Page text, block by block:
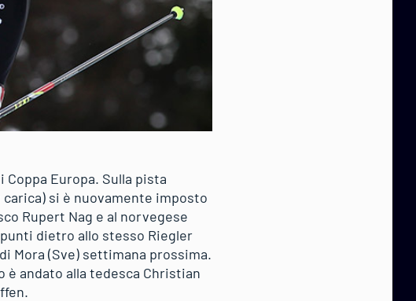
Europa. Sulla pista
si è nuovamente imposto
Rupert Nag e al norvegese
dietro allo stesso Riegler
Mora (Sve) settimana prossima.
è andato alla tedesca Christian